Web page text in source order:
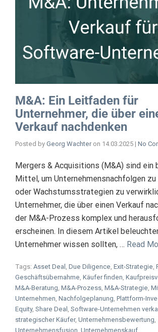
M&A: Ein Leitfaden für
Unternehmer, die über
Verkauf nachdenken
Posted by Georg Wachter on 14.03.2025 | No
Mergers & Acquisitions (M&A) sind ein
Mittel, um Unternehmensnachfolgen
oder Wachstumsstrategien zu
Unternehmer, die über einen Verkauf
der M&A-Prozess komplex und
erscheinen. In diesem Artikel
Unternehmer wissen sollten, … Read
Tags: Asset Deal , Due Diligence, Exit-Strategie,
Geschäftsübernahme, Käufer finden,
M&A-Beratung, M&A-Prozess, M&A-Strategie,
Unternehmen, Nachfolgeplanung, Plattform-
Equity, Share Deal , Software-Unternehmen
strategischer Käufer, Unternehmensbewertung,
Unternehmensfusion Unternehmenskauf